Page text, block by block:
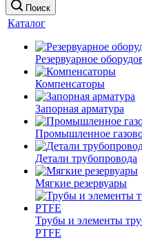
Поиск
Каталог
Резервуарное
Компенсаторы
Запорная арматура
Промышленное
Детали трубопровода
Мягкие резервуары
Трубы и элементы
PTFE